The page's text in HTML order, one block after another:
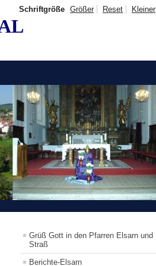
Schriftgröße Größer Reset Kleiner
Grüß Gott in den Pfarren Elsarn und
Straß
Berichte-Elsarn